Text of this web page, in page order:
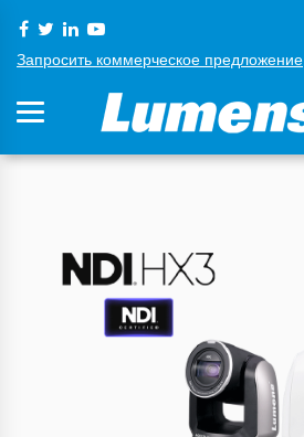
Запросить коммерческое предложение